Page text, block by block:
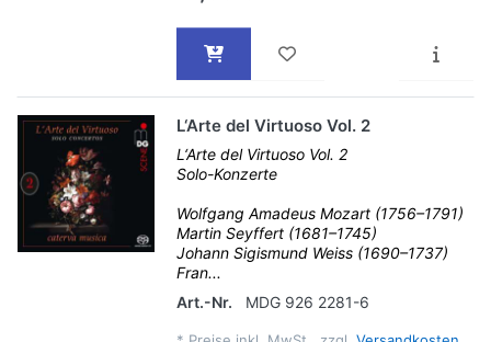
L‘Arte del Virtuoso Vol. 2
L‘Arte del Virtuoso Vol. 2
Solo-Konzerte
Wolfgang Amadeus Mozart (1756–1791)
Martin Seyffert (1681–1745)
Johann Sigismund Weiss (1690–1737)
Fran...
Art.-Nr.
MDG 926 2281-6